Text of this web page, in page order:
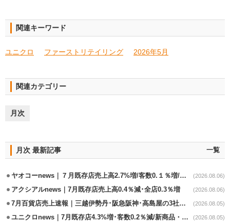
関連キーワード
ユニクロ ファーストリテイリング 2026年5月
関連カテゴリー
月次
月次 最新記事 一覧
ヤオコーnews｜７月既存店売上高2.7%増/客数0.１％増/客単価2.6％増 (2026.08.06)
アクシアルnews｜7月既存店売上高0.4％減･全店0.3％増 (2026.08.06)
7月百貨店売上速報｜三越伊勢丹･阪急阪神･高島屋の3社は増収 (2026.08.05)
ユニクロnews｜7月既存店4.3%増･客数0.2％減/新商品・夏物商品が好調 (2026.08.05)